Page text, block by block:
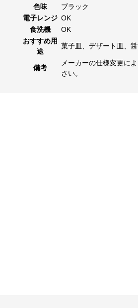
色味
ブラック
電子レンジ OK
食洗機
OK
おすすめ用
途
菓子皿、デザート皿、
備考
メーカーの仕様変更に
さい。